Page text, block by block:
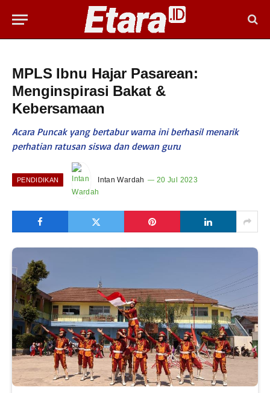
MPLS Ibnu Hajar Pasarean:
Menginspirasi Bakat &
Kebersamaan
Acara Puncak yang bertabur warna ini berhasil menarik
perhatian ratusan siswa dan dewan guru
PENDIDIKAN Intan Wardah 20 Jul 2023